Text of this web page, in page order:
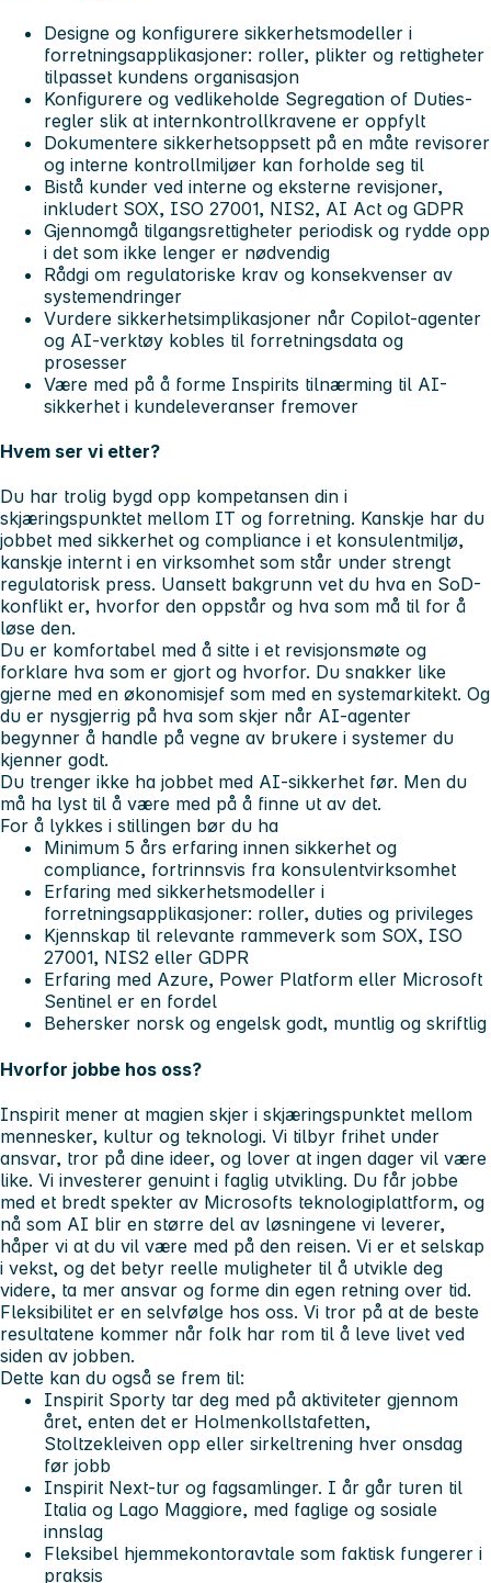
Designe og konfigurere sikkerhetsmodeller i
forretningsapplikasjoner: roller, plikter og rettigheter
tilpasset kundens organisasjon
Konfigurere og vedlikeholde Segregation of Duties-
regler slik at internkontrollkravene er oppfylt
Dokumentere sikkerhetsoppsett på en måte revisorer
og interne kontrollmiljøer kan forholde seg til
Bistå kunder ved interne og eksterne revisjoner,
inkludert SOX, ISO 27001, NIS2, AI Act og GDPR
Gjennomgå tilgangsrettigheter periodisk og rydde opp
i det som ikke lenger er nødvendig
Rådgi om regulatoriske krav og konsekvenser av
systemendringer
Vurdere sikkerhetsimplikasjoner når Copilot-agenter
og AI-verktøy kobles til forretningsdata og
prosesser
Være med på å forme Inspirits tilnærming til AI-
sikkerhet i kundeleveranser fremover
Hvem ser vi etter?
Du har trolig bygd opp kompetansen din i
skjæringspunktet mellom IT og forretning. Kanskje har du
jobbet med sikkerhet og compliance i et konsulentmiljø,
kanskje internt i en virksomhet som står under strengt
regulatorisk press. Uansett bakgrunn vet du hva en SoD-
konflikt er, hvorfor den oppstår og hva som må til for å
løse den.
Du er komfortabel med å sitte i et revisjonsmøte og
forklare hva som er gjort og hvorfor. Du snakker like
gjerne med en økonomisjef som med en systemarkitekt. Og
du er nysgjerrig på hva som skjer når AI-agenter
begynner å handle på vegne av brukere i systemer du
kjenner godt.
Du trenger ikke ha jobbet med AI-sikkerhet før. Men du
må ha lyst til å være med på å finne ut av det.
For å lykkes i stillingen bør du ha
Minimum 5 års erfaring innen sikkerhet og
compliance, fortrinnsvis fra konsulentvirksomhet
Erfaring med sikkerhetsmodeller i
forretningsapplikasjoner: roller, duties og privileges
Kjennskap til relevante rammeverk som SOX, ISO
27001, NIS2 eller GDPR
Erfaring med Azure, Power Platform eller Microsoft
Sentinel er en fordel
Behersker norsk og engelsk godt, muntlig og skriftlig
Hvorfor jobbe hos oss?
Inspirit mener at magien skjer i skjæringspunktet mellom
mennesker, kultur og teknologi. Vi tilbyr frihet under
ansvar, tror på dine ideer, og lover at ingen dager vil være
like. Vi investerer genuint i faglig utvikling. Du får jobbe
med et bredt spekter av Microsofts teknologiplattform, og
nå som AI blir en større del av løsningene vi leverer,
håper vi at du vil være med på den reisen. Vi er et selskap
i vekst, og det betyr reelle muligheter til å utvikle deg
videre, ta mer ansvar og forme din egen retning over tid.
Fleksibilitet er en selvfølge hos oss. Vi tror på at de beste
resultatene kommer når folk har rom til å leve livet ved
siden av jobben.
Dette kan du også se frem til:
Inspirit Sporty tar deg med på aktiviteter gjennom
året, enten det er Holmenkollstafetten,
Stoltzekleiven opp eller sirkeltrening hver onsdag
før jobb
Inspirit Next-tur og fagsamlinger. I år går turen til
Italia og Lago Maggiore, med faglige og sosiale
innslag
Fleksibel hjemmekontoravtale som faktisk fungerer i
praksis